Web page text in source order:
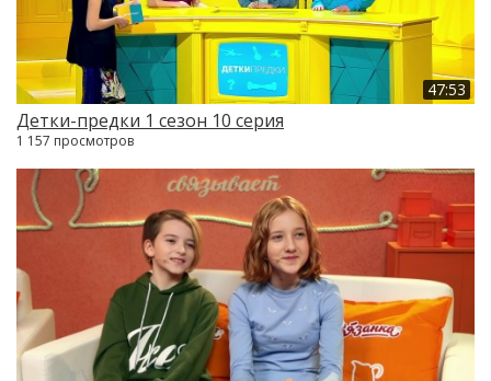
47:53
Детки-предки 1 сезон 10 серия
1 157 просмотров